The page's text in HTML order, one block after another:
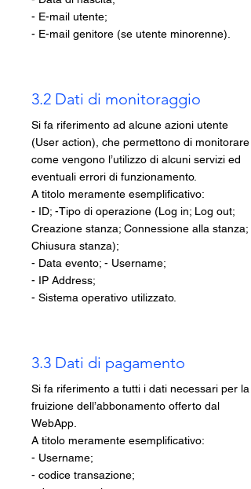
- E-mail utente;
- E-mail genitore (se utente minorenne).
3.2 Dati di monitoraggio
Si fa riferimento ad alcune azioni utente
(User action), che permettono di monitorare
come vengono l’utilizzo di alcuni servizi ed
eventuali errori di funzionamento.
A titolo meramente esemplificativo:
- ID; -Tipo di operazione (Log in; Log out;
Creazione stanza; Connessione alla stanza;
Chiusura stanza);
- Data evento; - Username;
- IP Address;
- Sistema operativo utilizzato.
3.3 Dati di pagamento
Si fa riferimento a tutti i dati necessari per la
fruizione dell’abbonamento offerto dal
WebApp.
A titolo meramente esemplificativo:
- Username;
- codice transazione;